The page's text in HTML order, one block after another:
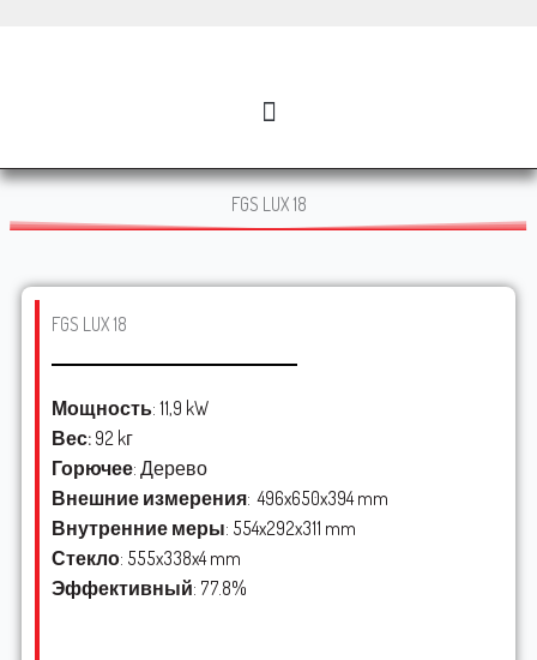
FGS LUX 18
FGS LUX 18
Мощность: 11,9 kW
Вес: 92 kг
Горючее: Дерево
Внешние измерения: 496x650x394 mm
Внутренние меры: 554x292x311 mm
Стекло: 555x338x4 mm
Эффективный: 77.8%